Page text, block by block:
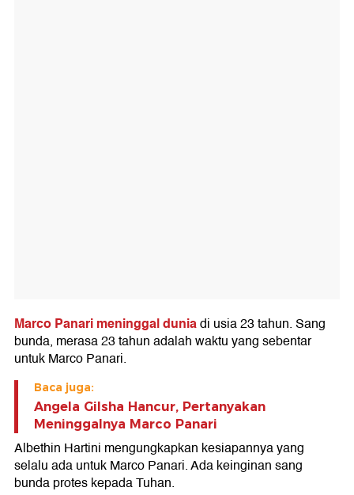
Marco Panari meninggal duniadi usia 23 tahun. Sang
bunda, merasa 23 tahun adalah waktu yang sebentar
untuk Marco Panari.
Baca juga:
Angela Gilsha Hancur, Pertanyakan
Meninggalnya Marco Panari
Albethin Hartini mengungkapkan kesiapannya yang
selalu ada untuk Marco Panari. Ada keinginan sang
bunda protes kepada Tuhan.